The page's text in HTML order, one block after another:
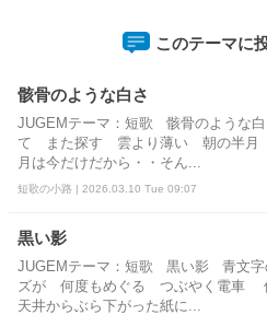
このテーマに
骸骨のような白さ
JUGEMテーマ：短歌 骸骨のような
て また探す 雲より薄い 朝の半月
月は今だけだから・・そん...
短歌の小路 | 2026.03.10 Tue 09:07
黒い影
JUGEMテーマ：短歌 黒い影 青文
ズが 何度もめぐる つぶやく電車
天井からぶら下がった紙に...